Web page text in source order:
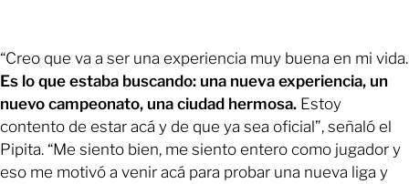
“Creo que va a ser una experiencia muy buena en mi vida.
Es lo que estaba buscando: una nueva experiencia, un
nuevo campeonato, una ciudad hermosa. Estoy
contento de estar acá y de que ya sea oficial”, señaló el
Pipita. “Me siento bien, me siento entero como jugador y
eso me motivó a venir acá para probar una nueva liga y